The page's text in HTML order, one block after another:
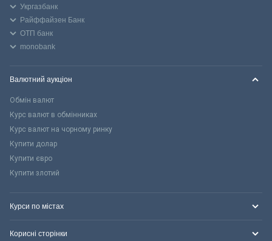
Укргазбанк
Райффайзен Банк
ОТП банк
monobank
Валютний аукціон
Обмін валют
Курс валют в обмінниках
Курс валют на чорному ринку
Купити долар
Купити євро
Купити злотий
Курси по містах
Корисні сторінки